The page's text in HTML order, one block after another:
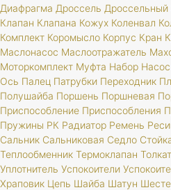
Диафрагма Дроссель Дроссельный
Клапан Клапана Кожух Коленвал
Комплект Коромысло Корпус Кран
Маслонасос Маслоотражатель
Моторкомплект Муфта Набор Насос
Ось Палец Патрубки Переходник
Полушайба Поршень Поршневая
Приспособление Приспособления
Пружины РК Радиатор Ремень
Сальник Сальниковая Седло
Теплообменник Термоклапан
Уплотнитель Успокоители
Храповик Цепь Шайба Шатун